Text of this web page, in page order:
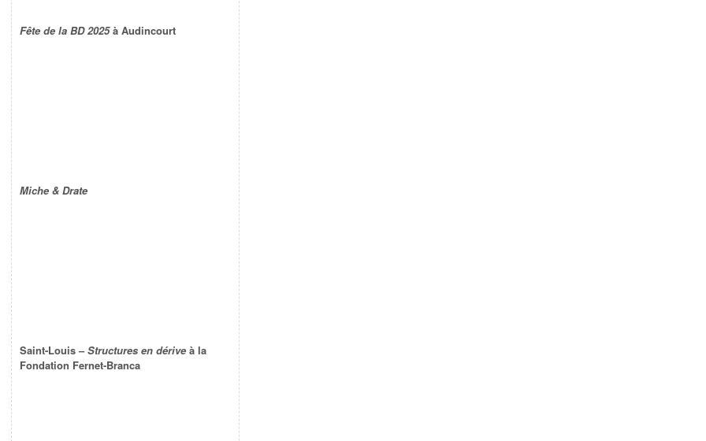
Fête de la BD 2025à Audincourt
Miche & Drate
Saint-Louis –Structures en dérive à la
Fondation Fernet-Branca